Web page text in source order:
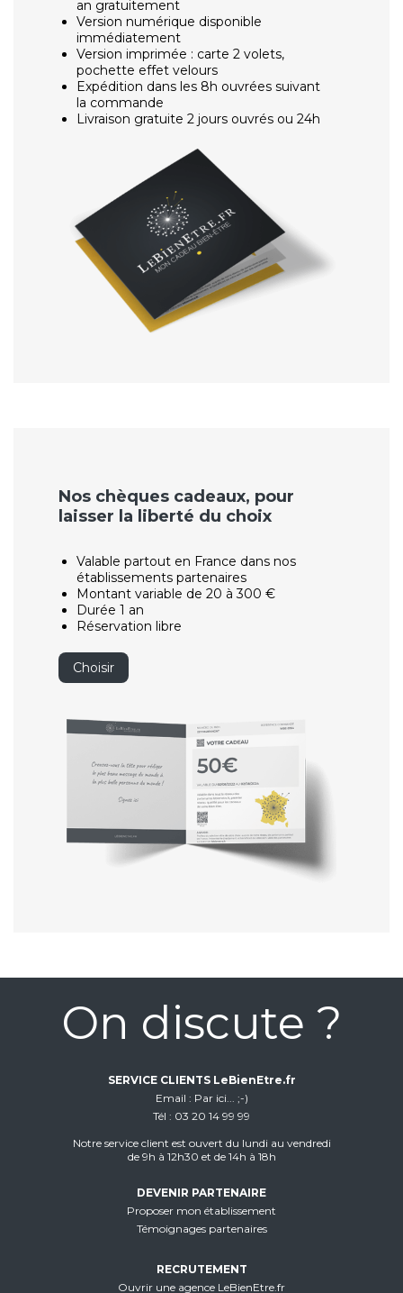
an gratuitement
Version numérique disponible
immédiatement
Version imprimée : carte 2 volets,
pochette effet velours
Expédition dans les 8h ouvrées suivant
la commande
Livraison gratuite 2 jours ouvrés ou 24h
Nos chèques cadeaux, pour
laisser la liberté du choix
Valable partout en France dans nos
établissements partenaires
Montant variable de 20 à 300 €
Durée 1 an
Réservation libre
Choisir
On discute ?
SERVICE CLIENTS LeBienEtre.fr
Email
Par ici... ;-)
Tél
03 20 14 99 99
Notre service client est ouvert du lundi au vendredi
de 9h à 12h30 et de 14h à 18h
DEVENIR PARTENAIRE
Proposer mon établissement
Témoignages partenaires
RECRUTEMENT
Ouvrir une agence LeBienEtre.fr